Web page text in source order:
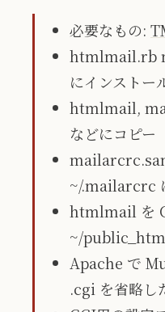
必要なもの:
htmlmail.rb
にインストー
htmlmail,
などにコピー
~/.mailarcrc
htmlmail を
~/
Apache で
.cgi を省略し